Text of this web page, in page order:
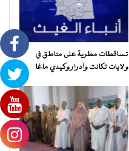
تساقطات مطرية على مناطق في
ولايات تكانت وآدرار وكيدي ماغا